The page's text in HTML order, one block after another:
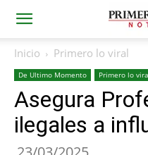
Inicio Primero lo viral
De Ultimo Momento Primero lo
Asegura
ilegales a